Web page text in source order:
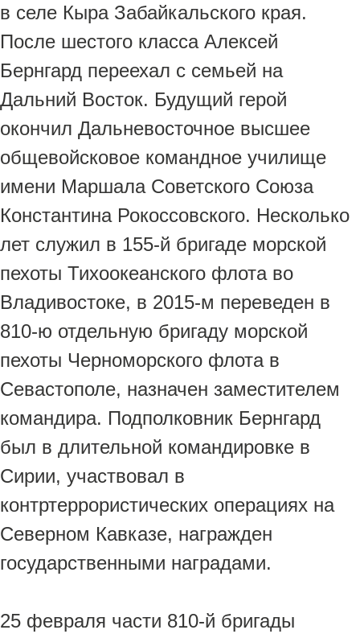
в селе Кыра Забайкальского края.
После шестого класса Алексей
Бернгард переехал с семьей на
Дальний Восток. Будущий герой
окончил Дальневосточное высшее
общевойсковое командное училище
имени Маршала Советского Союза
Константина Рокоссовского. Несколько
лет служил в 155-й бригаде морской
пехоты Тихоокеанского флота во
Владивостоке, в 2015-м переведен в
810-ю отдельную бригаду морской
пехоты Черноморского флота в
Севастополе, назначен заместителем
командира. Подполковник Бернгард
был в длительной командировке в
Сирии, участвовал в
контртеррористических операциях на
Северном Кавказе, награжден
государственными наградами.
25 февраля части 810-й бригады